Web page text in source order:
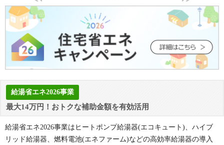
給湯省エネ2026事業
最大14万円！おトクな補助金額を有効活用
給湯省エネ2026事業はヒートポンプ給湯器(エコキュート)、ハイブ
リッド給湯器、燃料電池(エネファーム)などの高効率給湯器の導入